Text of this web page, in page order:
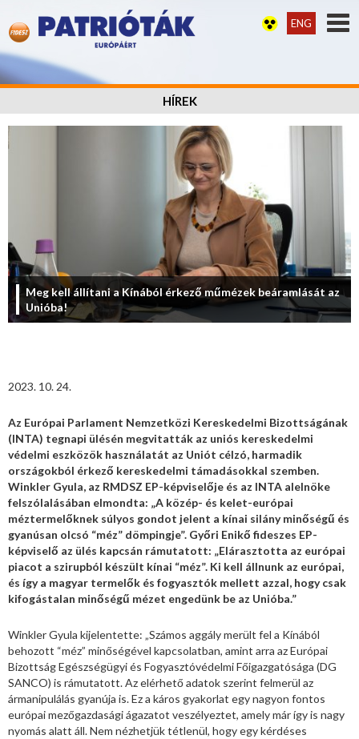
ENG
HÍREK
Meg kell állítani a Kínából érkező műmézek beáramlását az
Unióba!
2023. 10. 24.
Az Európai Parlament Nemzetközi Kereskedelmi Bizottságának
(INTA) tegnapi ülésén megvitatták az uniós kereskedelmi
védelmi eszközök használatát az Uniót célzó, harmadik
országokból érkező kereskedelmi támadásokkal szemben.
Winkler Gyula, az RMDSZ EP-képviselője és az INTA alelnöke
felszólalásában elmondta: „A közép- és kelet-európai
méztermelőknek súlyos gondot jelent a kínai silány minőségű és
gyanúsan olcsó “méz” dömpingje”. Győri Enikő fideszes EP-
képviselő az ülés kapcsán rámutatott: „Elárasztotta az európai
piacot a szirupból készült kínai “méz”. Ki kell állnunk az európai,
és így a magyar termelők és fogyasztók mellett azzal, hogy csak
kifogástalan minőségű mézet engedünk be az Unióba.”
Winkler Gyula kijelentette: „Számos aggály merült fel a Kínából
behozott “méz” minőségével kapcsolatban, amint arra az Európai
Bizottság Egészségügyi és Fogyasztóvédelmi Főigazgatósága (DG
SANCO) is rámutatott. Az elérhető adatok szerint felmerül az
ármanipulálás gyanúja is. Ez a káros gyakorlat egy nagyon fontos
európai mezőgazdasági ágazatot veszélyeztet, amely már így is nagy
nyomás alatt áll. Nem nézhetjük tétlenül, hogy egy kérdéses